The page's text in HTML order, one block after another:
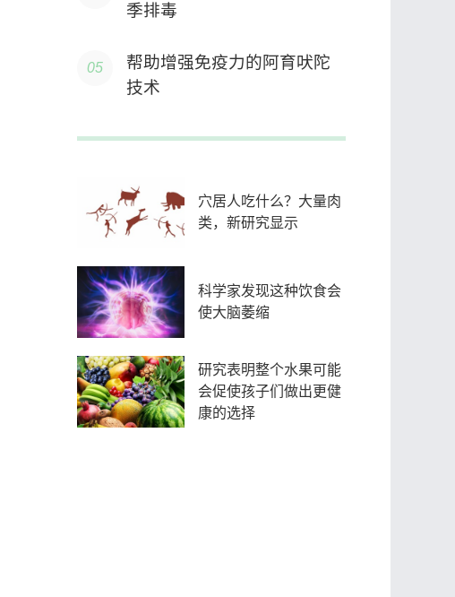
季排毒
帮助增强免疫力的阿育吠陀
技术
穴居人吃什么？大量肉
类，新研究显示
科学家发现这种饮食会
使大脑萎缩
研究表明整个水果可能
会促使孩子们做出更健
康的选择